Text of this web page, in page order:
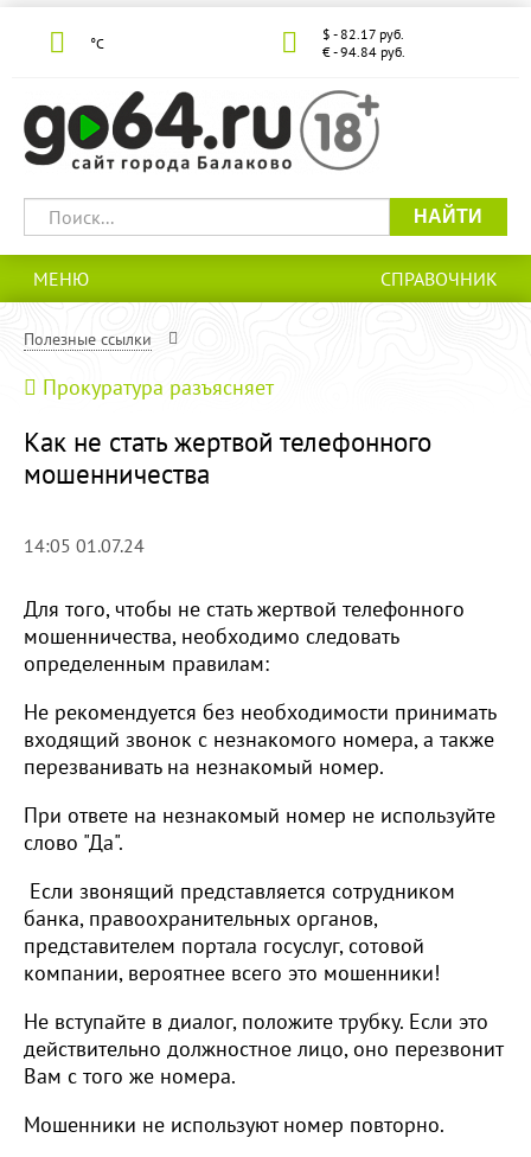
°С
$ - 82.17 руб.
€ - 94.84 руб.
НАЙТИ
МЕНЮ СПРАВОЧНИК
Полезные ссылки
Прокуратура разъясняет
Как не стать жертвой телефонного
мошенничества
14:05 01.07.24
Для того, чтобы не стать жертвой телефонного
мошенничества, необходимо следовать
определенным правилам:
Не рекомендуется без необходимости принимать
входящий звонок с незнакомого номера, а также
перезванивать на незнакомый номер.
При ответе на незнакомый номер не используйте
слово "Да".
Если звонящий представляется сотрудником
банка, правоохранительных органов,
представителем портала госуслуг, сотовой
компании, вероятнее всего это мошенники!
Не вступайте в диалог, положите трубку. Если это
действительно должностное лицо, оно перезвонит
Вам с того же номера.
Мошенники не используют номер повторно.